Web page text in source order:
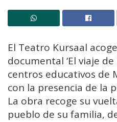
El Teatro Kursaal
documental ‘El viaje
centros educativos de
con la presencia de la
La obra recoge su
pueblo de su familia,